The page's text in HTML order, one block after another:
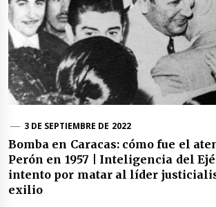
3 DE SEPTIEMBRE DE 2022
Bomba en Caracas: cómo fue el
Perón en 1957 | Inteligencia del
intento por matar al líder
exilio